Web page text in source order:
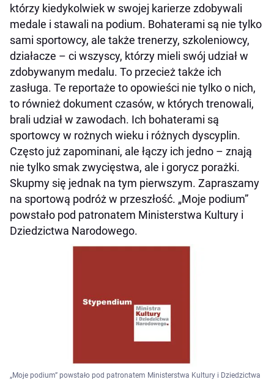
którzy kiedykolwiek w swojej karierze zdobywali
medale i stawali na podium. Bohaterami są nie tylko
sami sportowcy, ale także trenerzy, szkoleniowcy,
działacze – ci wszyscy, którzy mieli swój udział w
zdobywanym medalu. To przecież także ich
zasługa. Te reportaże to opowieści nie tylko o nich,
to również dokument czasów, w których trenowali,
brali udział w zawodach. Ich bohaterami są
sportowcy w rożnych wieku i różnych dyscyplin.
Często już zapominani, ale łączy ich jedno – znają
nie tylko smak zwycięstwa, ale i gorycz porażki.
Skupmy się jednak na tym pierwszym. Zapraszamy
na sportową podróż w przeszłość. „Moje podium”
powstało pod patronatem Ministerstwa Kultury i
Dziedzictwa Narodowego.
„Moje podium” powstało pod patronatem Ministerstwa Kultury i Dziedzictwa